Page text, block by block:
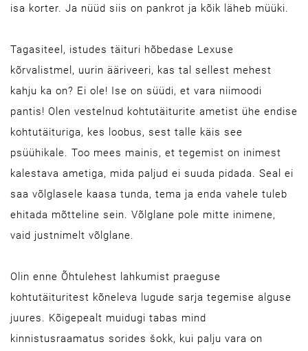
isa korter. Ja nüüd siis on pankrot ja kõik läheb müüki.
Tagasiteel, istudes täituri hõbedase Lexuse
kõrvalistmel, uurin ääriveeri, kas tal sellest mehest
kahju ka on? Ei ole! Ise on süüdi, et vara niimoodi
pantis! Olen vestelnud kohtutäiturite ametist ühe endise
kohtutäituriga, kes loobus, sest talle käis see
psüühikale. Too mees mainis, et tegemist on inimest
kalestava ametiga, mida paljud ei suuda pidada. Seal ei
saa võlglasele kaasa tunda, tema ja enda vahele tuleb
ehitada mõtteline sein. Võlglane pole mitte inimene,
vaid justnimelt võlglane.
Olin enne Õhtulehest lahkumist praeguse
kohtutäituritest kõneleva lugude sarja tegemise alguse
juures. Kõigepealt muidugi tabas mind
kinnistusraamatus sorides šokk, kui palju vara on